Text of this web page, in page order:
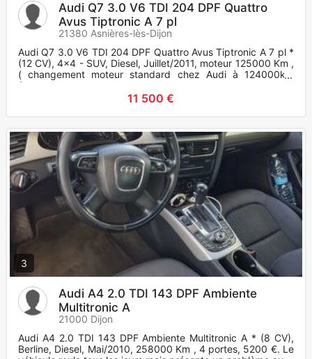
Audi Q7 3.0 V6 TDI 204 DPF Quattro
Avus Tiptronic A 7 pl
21380 Asnières-lès-Dijon
Audi Q7 3.0 V6 TDI 204 DPF Quattro Avus Tiptronic A 7 pl *
(12 CV), 4x4 - SUV, Diesel, Juillet/2011, moteur 125000 Km ,
( changement moteur standard chez Audi à 124000km
facteurs et
11 500 €
3
Audi A4 2.0 TDI 143 DPF Ambiente
Multitronic A
21000 Dijon
Audi A4 2.0 TDI 143 DPF Ambiente Multitronic A * (8 CV),
Berline, Diesel, Mai/2010, 258000 Km , 4 portes, 5200 €. Le